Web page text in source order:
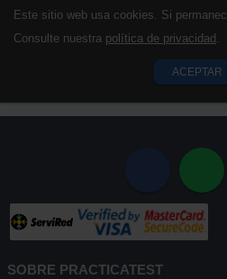
Este sitio web usa cookies. Si
Consulte nuestra política de privacidad
ACEPTAR
SOBRE PRACTICATEST